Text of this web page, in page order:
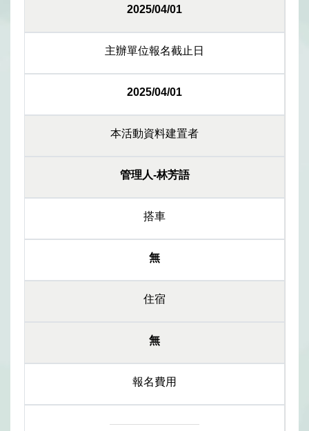
2025/04/01
主辦單位報名截止日
2025/04/01
本活動資料建置者
管理人-林芳語
搭車
無
住宿
無
報名費用